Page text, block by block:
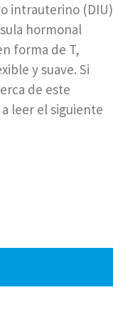
intrauterino (DIU)
hormonal
forma de T,
y suave. Si
de este
leer el siguiente